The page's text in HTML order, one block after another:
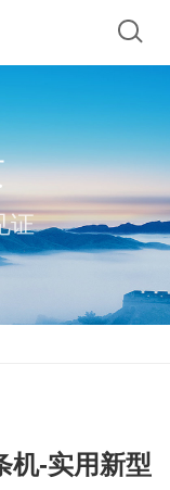
证
机-实用新型